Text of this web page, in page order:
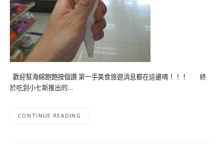
歡迎幫海綿飽飽按個讚 第一手美食旅遊消息都在這邊唷！！！ 終
於吃到小七新推出的…
CONTINUE READING